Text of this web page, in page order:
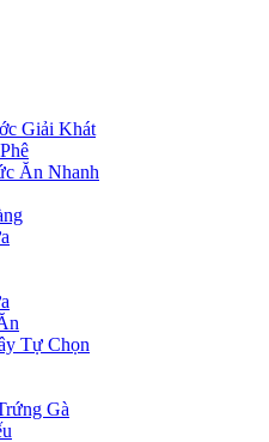
Giải Khát
Ăn Nhanh
Tự Chọn
Gà